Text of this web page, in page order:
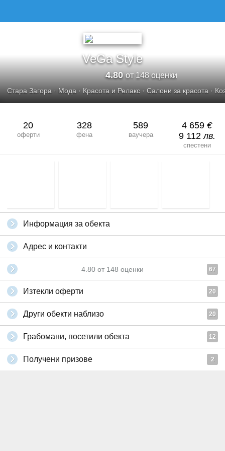
VeGa Style
4.80от 148 оценки
Стара Загора · Мода · Красота и Релакс · Салони за красота ·
20
оферти
328
фена
589
ваучера
4 659 €
9 112лв.
спестени
Информация за обекта
Адрес и контакти
4.80 от 148 оценки 67
Изтекли оферти 20
Други обекти наблизо 20
Грабомани, посетили обекта 12
Получени призове 2